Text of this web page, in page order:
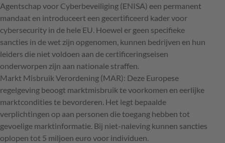
Agentschap voor Cyberbeveiliging (ENISA) een permanent
mandaat en introduceert een gecertificeerd kader voor
cybersecurity in de hele EU. Hoewel er geen specifieke
sancties in de wet zijn opgenomen, kunnen bedrijven en hun
leiders die niet voldoen aan de certificeringseisen
onderworpen zijn aan nationale straffen.
Markt Misbruik Verordening (MAR): Deze Europese
regelgeving beoogt marktmisbruik te voorkomen en eerlijke
marktcondities te bevorderen. Het legt bepaalde
verplichtingen op aan personen die toegang hebben tot
gevoelige marktinformatie. Bij niet-naleving kunnen sancties
oplopen tot 5 miljoen euro voor individuen.